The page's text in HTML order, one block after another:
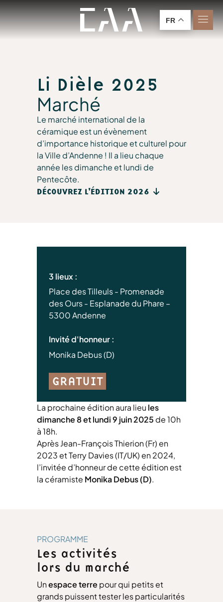
Li Dièle 2025
Marché
Le marché international de la
céramique est un évènement
d’importance historique et culturel pour
la Ville d’Andenne ! Il a lieu chaque
année les dimanche et lundi de
Pentecôte.
DÉCOUVREZ L'ÉDITION 2026
3 lieux :
Place des Tilleuls - Promenade
des Ours - Esplanade du Phare –
5300 Andenne
Invité d'honneur :
Monika Debus (D)
GRATUIT
La prochaine édition aura lieu les
dimanche 8 et lundi 9 juin 2025 de 10h
à 18h.
Après Jean-François Thierion (Fr) en
2023 et Terry Davies (IT/UK) en 2024,
l’invitée d’honneur de cette édition est
la céramiste Monika Debus (D).
PROGRAMME
Les activités
lors du marché
Unespace terre pour qui petits et
grands puissent tester les particularités
FR